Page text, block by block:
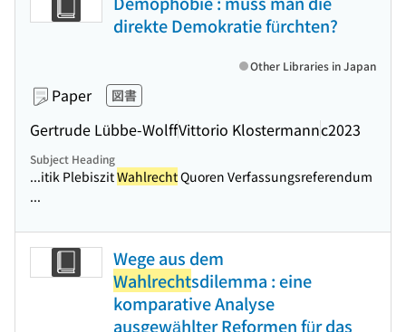
direkte Demokratie fürchten?
Paper 図書
Gertrude Lübbe-WolffVittorio Klostermannc2023
Other Libraries in Japan
Subject Heading
...itik PlebiszitWahlrechtQuoren Verfassungsreferendum
...
Wege aus dem
Wahlrechtsdilemma : eine
komparative Analyse
ausgewählter Reformen für das